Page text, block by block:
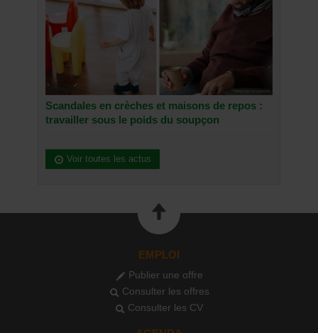
Scandales en crèches et maisons de repos :
travailler sous le poids du soupçon
Voir toutes les actus
EMPLOI
Publier une offre
Consulter les offres
Consulter les CV